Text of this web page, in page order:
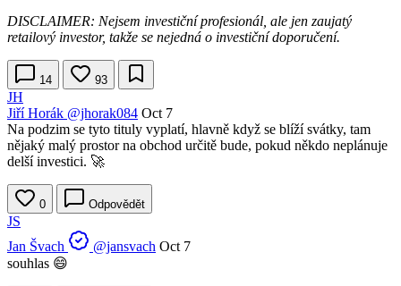
DISCLAIMER: Nejsem investiční profesionál, ale jen zaujatý
retailový investor, takže se nejedná o investiční doporučení.
14 93
JH
Jiří Horák @jhorak084 Oct 7
Na podzim se tyto tituly vyplatí, hlavně když se blíží svátky, tam
nějaký malý prostor na obchod určitě bude, pokud někdo neplánuje
delší investici. 🚀
0 Odpovědět
JS
Jan Švach
@jansvach Oct 7
souhlas 😄